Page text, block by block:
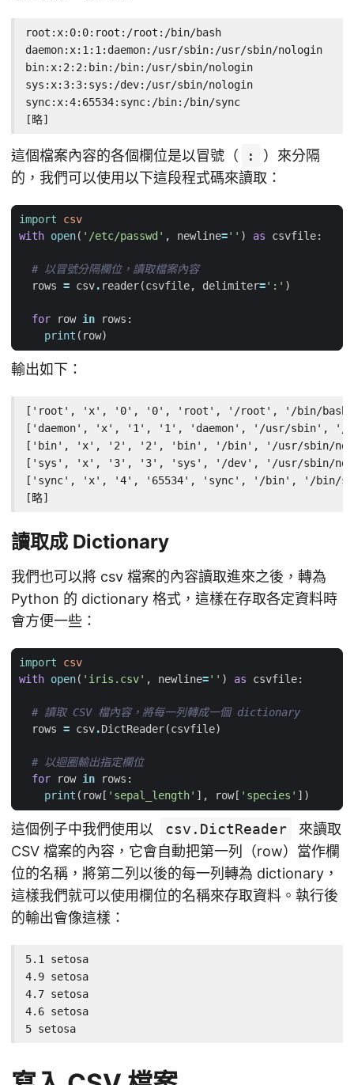
root:x:0:0:root:/root:/bin/bash
daemon:x:1:1:daemon:/usr/sbin:/usr/sbin/nologin
bin:x:2:2:bin:/bin:/usr/sbin/nologin
sys:x:3:3:sys:/dev:/usr/sbin/nologin
sync:x:4:65534:sync:/bin:/bin/sync
[略]
這個檔案內容的各個欄位是以冒號（ :
）來分隔
的，我們可以使用以下這段程式碼來讀取：
import
csv
with open( '/etc/passwd' , newline='' ) as csvfile:
# 以冒號分隔欄位，讀取檔案內容
rows = csv. reader(csvfile, delimiter=':' )
for row in rows :
print ( row)
輸出如下：
['root', 'x', '0', '0', 'root', '/root', '/bin/
['daemon', 'x', '1', '1', 'daemon', '/usr/sbin', '/
['bin', 'x', '2', '2', 'bin', '/bin', '/usr/sbin/
['sys', 'x', '3', '3', 'sys', '/dev', '/usr/sbin/
['sync', 'x', '4', '65534', 'sync', '/bin', '/bin/
[略]
讀取成 Dictionary
我們也可以將 csv 檔案的內容讀取進來之後，轉為
Python 的 dictionary 格式，這樣在存取各定資料時
會方便一些：
import
csv
with open( 'iris.csv' , newline='' ) as csvfile:
# 讀取 CSV 檔內容，將每一列轉成一個 dictionary
rows = csv.DictReader(csvfile)
# 以迴圈輸出指定欄位
for
row in rows :
print ( row[ 'sepal_length' ], row[ 'species' ])
這個例子中我們使用以 csv.DictReader
來讀取
CSV 檔案的內容，它會自動把第一列（row）當作欄
位的名稱，將第二列以後的每一列轉為 dictionary，
這樣我們就可以使用欄位的名稱來存取資料。執行後
的輸出會像這樣：
5.1 setosa
4.9 setosa
4.7 setosa
4.6 setosa
5 setosa